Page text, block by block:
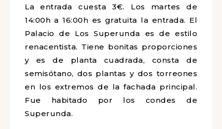
La entrada cuesta 3€. Los martes de
14:00h a 16:00h es gratuita la entrada. El
Palacio de Los Superunda es de estilo
renacentista. Tiene bonitas proporciones
y es de planta cuadrada, consta de
semisótano, dos plantas y dos torreones
en los extremos de la fachada principal.
Fue habitado por los condes de
Superunda.